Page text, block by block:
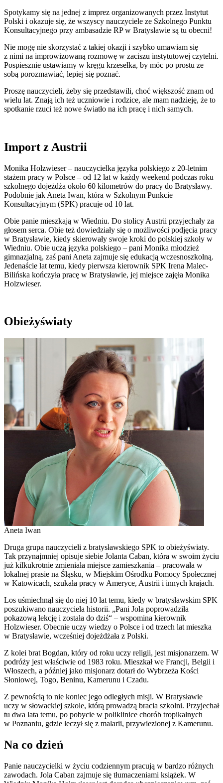
Spotykamy się na jednej z imprez organizowanych przez Instytut
Polski i okazuje się, że wszyscy nauczyciele ze Szkolnego Punktu
Konsultacyjnego przy ambasadzie RP w Bratysławie są tu obecni!
Nie mogę nie skorzystać z takiej okazji i szybko umawiam się
z nimi na improwizowaną rozmowę w zaciszu instytutowej czytelni.
Pospiesznie ustawiamy w kręgu krzesełka, by móc po prostu ze
sobą porozmawiać, lepiej się poznać.
Proszę nauczycieli, żeby się przedstawili, choć większość znam od
wielu lat. Znają ich też uczniowie i rodzice, ale mam nadzieję, że to
spotkanie rzuci też nowe światło na ich pracę i nich samych.
Import z Austrii
Monika Holzwieser – nauczycielka języka polskiego z 20-letnim
stażem pracy w Polsce – od 12 lat w każdy weekend podczas roku
szkolnego dojeżdża około 60 kilometrów do pracy do Bratysławy.
Podobnie jak Aneta Iwan, która w Szkolnym Punkcie
Konsultacyjnym (SPK) pracuje od 10 lat.
Obie panie mieszkają w Wiedniu. Do stolicy Austrii przyjechały za
głosem serca. Obie też dowiedziały się o możliwości podjęcia pracy
w Bratysławie, kiedy skierowały swoje kroki do polskiej szkoły w
Wiedniu. Obie uczą języka polskiego – pani Monika młodzież
gimnazjalną, zaś pani Aneta zajmuje się edukacją wczesnoszkolną.
Jedenaście lat temu, kiedy pierwsza kierownik SPK Irena Malec-
Bilińska kończyła pracę w Bratysławie, jej miejsce zajęła Monika
Holzwieser.
Obieżyświaty
Aneta Iwan
Druga grupa nauczycieli z bratysławskiego SPK to obieżyświaty.
Tak przynajmniej opisuje siebie Jolanta Caban, która w swoim życiu
już kilkukrotnie zmieniała miejsce zamieszkania – pracowała w
lokalnej prasie na Śląsku, w Miejskim Ośrodku Pomocy Społecznej
w Katowicach, szukała pracy w Ameryce, Austrii i innych krajach.
Los uśmiechnął się do niej 10 lat temu, kiedy w bratysławskim SPK
poszukiwano nauczyciela historii. „Pani Jola poprowadziła
pokazową lekcję i została do dziś“ – wspomina kierownik
Holzwieser. Obecnie uczy wiedzy o Polsce i od trzech lat mieszka
w Bratysławie, wcześniej dojeżdżała z Polski.
Z kolei brat Bogdan, który od roku uczy religii, jest misjonarzem. W
podróży jest właściwie od 1983 roku. Mieszkał we Francji, Belgii i
Włoszech, a później jako misjonarz dotarł do Wybrzeża Kości
Słoniowej, Togo, Beninu, Kamerunu i Czadu.
Z pewnością to nie koniec jego odległych misji. W Bratysławie
uczy w słowackiej szkole, którą prowadzą bracia szkolni. Przyjechał
tu dwa lata temu, po pobycie w poliklinice chorób tropikalnych
w Poznaniu, gdzie leczył się z malarii, przywiezionej z Kamerunu.
Na co dzień
Panie nauczycielki w życiu codziennym pracują w bardzo różnych
zawodach. Jola Caban zajmuje się tłumaczeniami książek. W